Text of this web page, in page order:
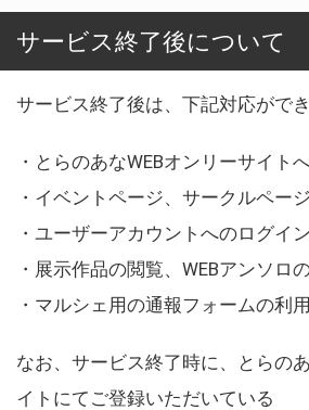
サービス終了後について
サービス終了後は、下記対応がで
・とらのあなWEBオンリーサイト
・イベントページ、サークルペー
・ユーザーアカウントへのログイン
・展示作品の閲覧、WEBアンソロ
・マルシェ用の通報フォームの利用
なお、サービス終了時に、とらの
イトにてご登録いただいている